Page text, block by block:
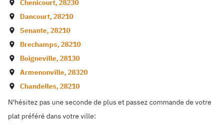
Chenicourt,28230
Dancourt,28210
Senante,28210
Brechamps,28210
Boigneville,28130
Armenonville,28320
Chandelles,28210
N'hésitez pas une seconde de plus et passez commande de votre
plat préféré dans votre ville: